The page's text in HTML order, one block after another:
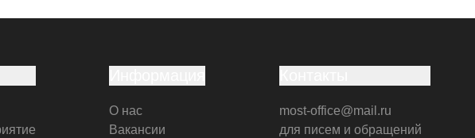
О нас
Вакансии
most-office@mail.ru
для писем и обращений